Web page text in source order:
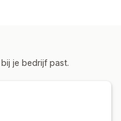
je bedrijf past.